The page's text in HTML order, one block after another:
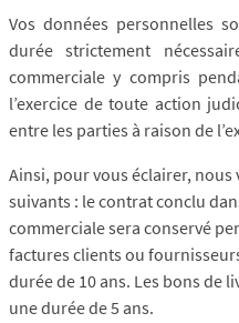
Vos données personnelles
durée strictement
commerciale y compris
l’exercice de toute action
entre les parties à raison de
Ainsi, pour vous éclairer,
suivants : le contrat conclu
commerciale sera conservé
factures clients ou
durée de 10 ans. Les bons de
une durée de 5 ans.